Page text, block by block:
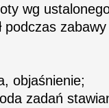
wg
podczas
objaśnienie;
zadań